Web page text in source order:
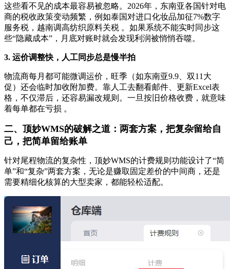
这些看不见的成本最容易被忽略。2026年，东南亚各国针对电
商的税收政策变动频繁，例如泰国对进口化妆品加征7%数字
服务税，越南调高纺织原料关税 。如果系统不能实时同步这
些“隐藏成本”，月底对账时就会发现利润被悄悄吞噬。
3. 运价调整快，人工同步总是慢半拍
物流商每月都可能微调运价，旺季（如东南亚9.9、双11大
促）还会临时加收附加费。靠人工去翻看邮件、更新Excel表
格，不仅滞后，还容易漏改规则。一旦按旧价格收费，就意味
着每单都在亏损 。
二、顶妙WMS的破解之道：两套方案，把复杂留给自
己，把简单留给账单
针对尾程物流的复杂性，顶妙WMS的计费规则功能设计了“简
单”和“复杂”两套方案，无论是赚取固定差价的中间商，还是
需要精细化核算的大型卖家，都能轻松适配。